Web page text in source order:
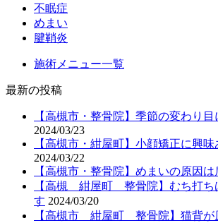
不眠症
めまい
腱鞘炎
施術メニュー一覧
最新の投稿
【高槻市・整骨院】季節の変わり目
2024/03/23
【高槻市・紺屋町】小顔矯正に興味
2024/03/22
【高槻市・整骨院】めまいの原因は
【高槻 紺屋町 整骨院】むち打ち
す 2024/03/20
【高槻市 紺屋町 整骨院】猫背が